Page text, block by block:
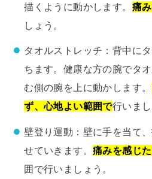
描くように動かします。 痛
しょう。
タオルストレッチ：背中に
ちます。健康な方の腕でタ
む側の腕を上に動かします。
ず、心地よい範囲で行いまし
壁登り運動：壁に手を当て
せていきます。痛みを感じ
囲で行いましょう。